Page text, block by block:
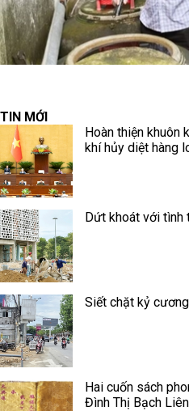
TIN MỚI
Hoàn thiện khuôn
khí hủy diệt hàng
Dứt khoát với tình
Siết chặt kỷ
Hai cuốn sách
Đình Thị Bạch Liên